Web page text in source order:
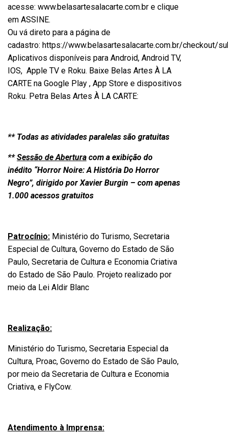
acesse: www.belasartesalacarte.com.br e clique
em ASSINE.
Ou vá direto para a página de
cadastro: https://www.belasartesalacarte.com.br/checkout/
Aplicativos disponíveis para Android, Android TV,
IOS, Apple TV e Roku. Baixe Belas Artes À LA
CARTE na Google Play , App Store e dispositivos
Roku. Petra Belas Artes À LA CARTE:
** Todas as atividades paralelas são gratuitas
**Sessão de Abertura com a exibição do
inédito “Horror Noire: A História Do Horror
Negro”, dirigido por Xavier Burgin – com apenas
1.000 acessos gratuitos
Patrocínio: Ministério do Turismo, Secretaria
Especial de Cultura, Governo do Estado de São
Paulo, Secretaria de Cultura e Economia Criativa
do Estado de São Paulo. Projeto realizado por
meio da Lei Aldir Blanc
Realização:
Ministério do Turismo, Secretaria Especial da
Cultura, Proac, Governo do Estado de São Paulo,
por meio da Secretaria de Cultura e Economia
Criativa, e FlyCow.
Atendimento à Imprensa: